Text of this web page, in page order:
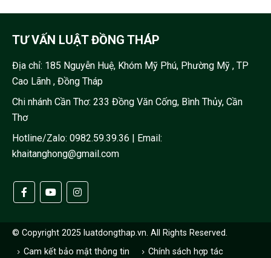
TƯ VẤN LUẬT ĐỒNG THÁP
Địa chỉ: 185 Nguyễn Huệ, Khóm Mỹ Phú, Phường Mỹ , TP
Cao Lãnh , Đồng Tháp
Chi nhánh Cần Thơ: 233 Đồng Văn Cống, Bình Thủy, Cần
Thơ
Hotline/Zalo: 0982.59.39.36 | Email:
khaitanghong@gmail.com
© Copyright 2025 luatdongthap.vn. All Rights Reserved.
Cam kết bảo mật thông tin
Chính sách hợp tác